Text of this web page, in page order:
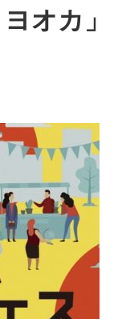
オカ」